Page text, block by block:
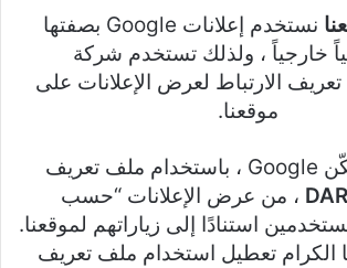
نستخدم إعلانات Google بصفتها
خارجياً ، ولذلك تستخدم شركة
الارتباط لعرض الإعلانات على
موقعنا.
وبذلك ستتمكّن Google ، باستخدام ملف تعريف
، من عرض الإعلانات “حسب
استنادًا إلى زياراتهم لموقعنا.
الكرام تعطيل استخدام ملف تعريف